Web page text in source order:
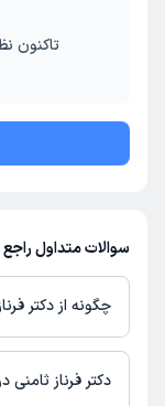
تاکنون
سوالات متداول راجع
چگونه از دکتر
در صورتی کهدکتر فرناز
دکترتو باشند،
دکتر فرناز